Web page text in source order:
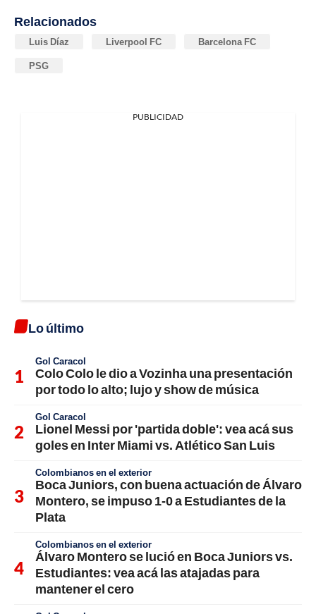
Relacionados
Luis Díaz Liverpool FC Barcelona FC
PSG
PUBLICIDAD
Lo último
Gol Caracol
Colo Colo le dio a Vozinha una presentación
por todo lo alto; lujo y show de música
Gol Caracol
Lionel Messi por 'partida doble': vea acá sus
goles en Inter Miami vs. Atlético San Luis
Colombianos en el exterior
Boca Juniors, con buena actuación de Álvaro
Montero, se impuso 1-0 a Estudiantes de la
Plata
Colombianos en el exterior
Álvaro Montero se lució en Boca Juniors vs.
Estudiantes: vea acá las atajadas para
mantener el cero